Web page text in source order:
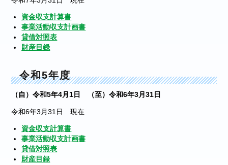
資金収支計算書
事業活動収支計画書
貸借対照表
財産目録
令和5年度
（自）令和5年4月1日 （至）令和6年3月31日
令和6年3月31日 現在
資金収支計算書
事業活動収支計画書
貸借対照表
財産目録